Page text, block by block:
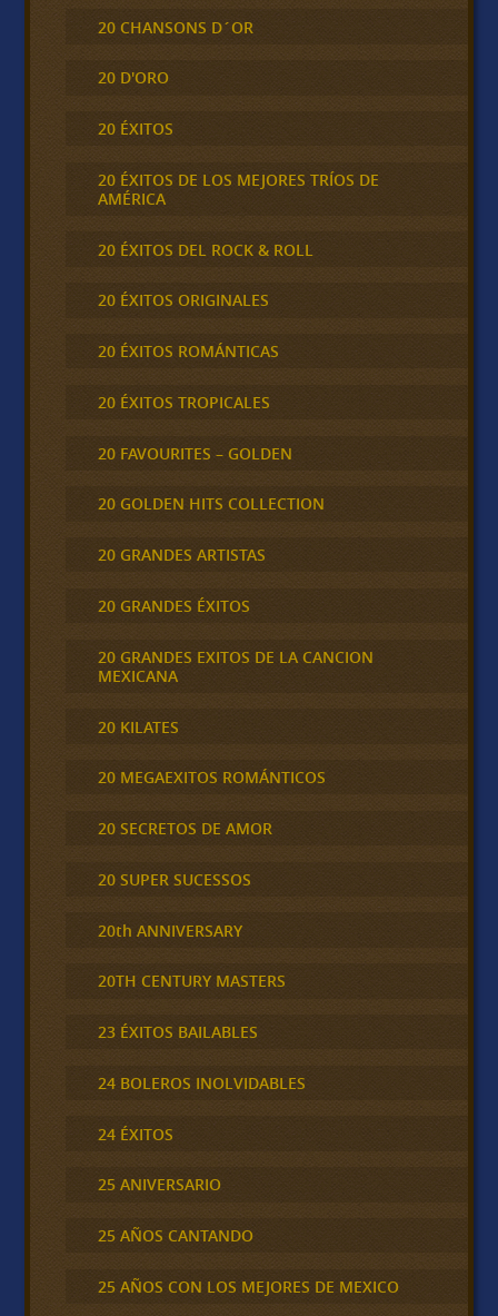
20 CHANSONS D´OR
20 D'ORO
20 ÉXITOS
20 ÉXITOS DE LOS MEJORES TRÍOS DE
AMÉRICA
20 ÉXITOS DEL ROCK & ROLL
20 ÉXITOS ORIGINALES
20 ÉXITOS ROMÁNTICAS
20 ÉXITOS TROPICALES
20 FAVOURITES – GOLDEN
20 GOLDEN HITS COLLECTION
20 GRANDES ARTISTAS
20 GRANDES ÉXITOS
20 GRANDES EXITOS DE LA CANCION
MEXICANA
20 KILATES
20 MEGAEXITOS ROMÁNTICOS
20 SECRETOS DE AMOR
20 SUPER SUCESSOS
20th ANNIVERSARY
20TH CENTURY MASTERS
23 ÉXITOS BAILABLES
24 BOLEROS INOLVIDABLES
24 ÉXITOS
25 ANIVERSARIO
25 AÑOS CANTANDO
25 AÑOS CON LOS MEJORES DE MEXICO